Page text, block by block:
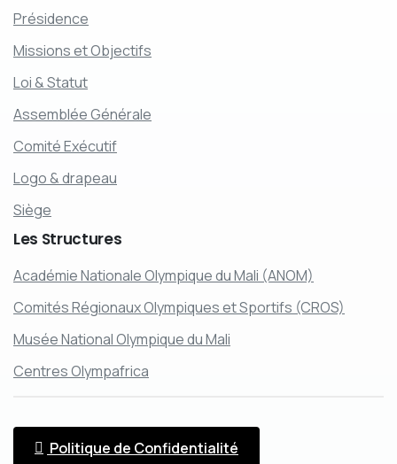
Présidence
Missions et Objectifs
Loi & Statut
Assemblée Générale
Comité Exécutif
Logo & drapeau
Siège
Les Structures
Académie Nationale Olympique du Mali (ANOM)
Comités Régionaux Olympiques et Sportifs (CROS)
Musée National Olympique du Mali
Centres Olympafrica
Politique de Confidentialité